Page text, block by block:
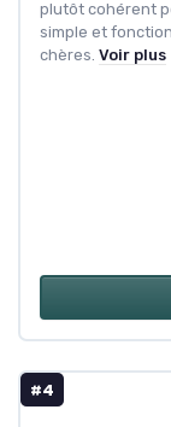
plutôt cohérent
simple et
chères. Voir plus
#4